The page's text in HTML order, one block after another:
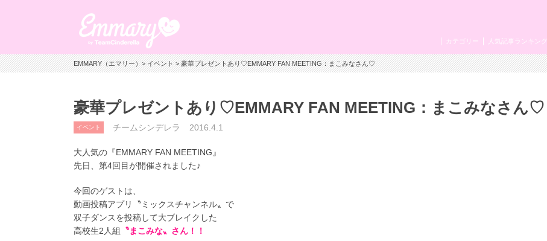
人気記事ランキング
カテゴリー
EMMARY（エマリー）>イベント> 豪華プレゼントあり♡EMMARY FAN MEETING：まこみなさん♡
豪華プレゼントあり♡EMMARY FAN MEETING：まこみなさん♡
イベント チームシンデレラ 2016.4.1
大人気の『EMMARY FAN MEETING』
先日、第4回目が開催されました♪
今回のゲストは、
動画投稿アプリ〝ミックスチャンネル〟で
双子ダンスを投稿して大ブレイクした
高校生2人組
〝まこみな〟さん！！